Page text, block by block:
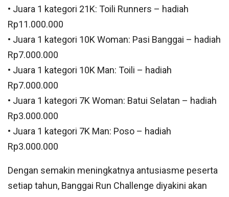
• Juara 1 kategori 21K: Toili Runners – hadiah
Rp11.000.000
• Juara 1 kategori 10K Woman: Pasi Banggai – hadiah
Rp7.000.000
• Juara 1 kategori 10K Man: Toili – hadiah
Rp7.000.000
• Juara 1 kategori 7K Woman: Batui Selatan – hadiah
Rp3.000.000
• Juara 1 kategori 7K Man: Poso – hadiah
Rp3.000.000
Dengan semakin meningkatnya antusiasme peserta
setiap tahun, Banggai Run Challenge diyakini akan